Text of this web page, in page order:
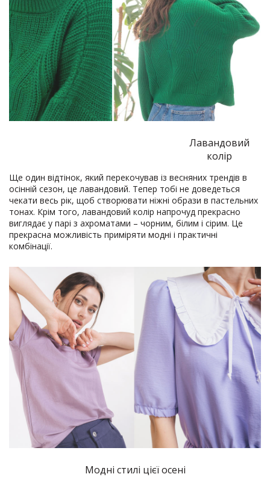
Лавандовий
колір
Ще один відтінок, який перекочував із весняних трендів в
осінній сезон, це лавандовий. Тепер тобі не доведеться
чекати весь рік, щоб створювати ніжні образи в пастельних
тонах. Крім того, лавандовий колір напрочуд прекрасно
виглядає у парі з ахроматами – чорним, білим і сірим. Це
прекрасна можливість приміряти модні і практичні
комбінації.
Модні стилі цієї осені